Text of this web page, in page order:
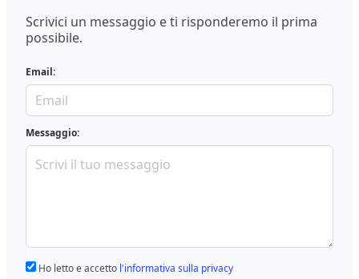
Scrivici un messaggio e ti risponderemo il prima
possibile.
Email:
Messaggio:
Ho letto e accetto l'informativa sulla privacy